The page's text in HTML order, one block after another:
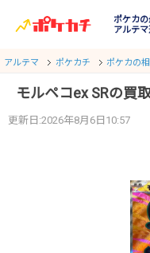
ポケカ
アルテマ
アルテマ ポケカチ ポケカの
モルペコex SRの買
更新日:2026年8月6日10:57